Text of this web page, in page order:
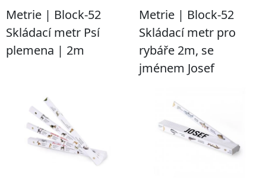
Metrie | Block-52
Skládací metr Psí
plemena | 2m
Metrie | Block-52
Skládací metr pro
rybáře 2m, se
jménem Josef